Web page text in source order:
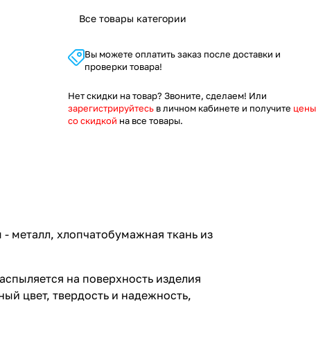
Все товары категории
Вы можете оплатить заказ после доставки и
проверки товара!
Нет скидки на товар? Звоните, сделаем! Или
зарегистрируйтесь в личном кабинете и получите цены
со скидкой на все товары.
металл, хлопчатобумажная ткань из
на поверхность изделия
цвет, твердость и надежность,